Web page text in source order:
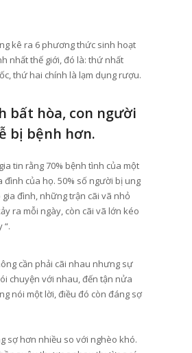
kê ra 6 phương thức sinh hoạt
nhất thế giới, đó là: thứ nhất
thứ hai chính là lạm dụng rượu.
bất hòa, con người
bị bệnh hơn.
tin rằng 70% bệnh tình của một
đình của họ. 50% số người bị ung
đình, những trận cãi vã nhỏ
ra mỗi ngày, còn cãi vã lớn kéo
“.
cần phải cãi nhau nhưng sự
chuyện với nhau, đến tận nửa
nói một lời, điều đó còn đáng sợ
sợ hơn nhiều so với nghèo khó.